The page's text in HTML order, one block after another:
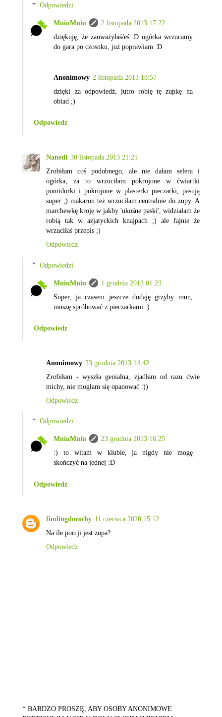
Odpowiedzi
MniuMniu
2 listopada 2013 17:22
dziękuję, że zauważyłaś/eś :D ogórka wrzucamy
do gara po czosnku, już poprawiam :D
Anonimowy 2 listopada 2013 18:57
dzięki za odpowiedź, jutro robię tę zupkę na
obiad ;)
Odpowiedz
Nanedi 30 listopada 2013 21:21
Zrobiłam coś podobnego, ale nie dałam selera i
ogórka, za to wrzuciłam pokrojone w ćwiartki
pomidorki i pokrojone w plasterki pieczarki, pasują
super ;) makaron też wrzuciłam centralnie do zupy. A
marchewkę kroję w jakby 'ukośne paski', widziałam że
robią tak w azjatyckich knajpach ;) ale fajnie że
wrzuciłaś przepis ;)
Odpowiedz
Odpowiedzi
MniuMniu
1 grudnia 2013 01:23
Super, ja czasem jeszcze dodaję grzyby mun,
muszę spróbować z pieczarkami :)
Odpowiedz
Anonimowy 23 grudnia 2013 14:42
Zrobiłam - wyszła genialna, zjadłam od razu dwie
michy, nie mogłam się opanować :))
Odpowiedz
Odpowiedzi
MniuMniu
23 grudnia 2013 16:25
:) to witam w klubie, ja nigdy nie mogę
skończyć na jednej :D
Odpowiedz
findingdorothy 11 czerwca 2020 15:12
Na ile porcji jest zupa?
Odpowiedz
* BARDZO PROSZĘ, ABY OSOBY ANONIMOWE